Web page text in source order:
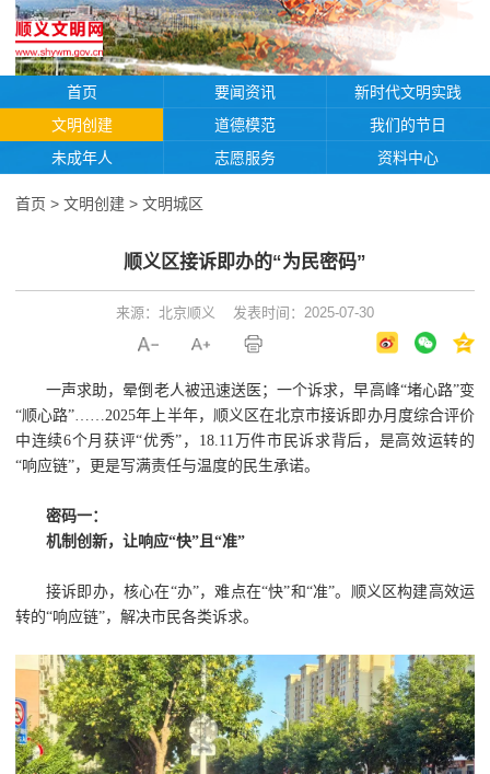
首页 要闻资讯
新时代文明实践
文明创建
道德模范
我们的节日
未成年人
志愿服务 资料中心
首页 > 文明创建 > 文明城区
顺义区接诉即办的“为民密码”
来源：北京顺义 发表时间：2025-07-30
一声求助，晕倒老人被迅速送医；一个诉求，早高峰“堵心路”变
“顺心路”……2025年上半年，顺义区在北京市接诉即办月度综合评价
中连续6个月获评“优秀”，18.11万件市民诉求背后，是高效运转的
“响应链”，更是写满责任与温度的民生承诺。
密码一：
机制创新，让响应“快”且“准”
接诉即办，核心在“办”，难点在“快”和“准”。顺义区构建高效运
转的“响应链”，解决市民各类诉求。